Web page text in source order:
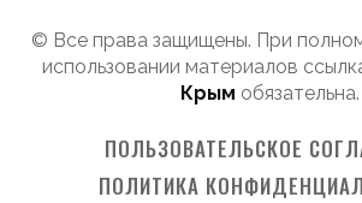
© Все права защищены. При
использовании материалов
Крым обязательна.
ПОЛЬЗОВАТЕЛЬСКОЕ
ПОЛИТИКА